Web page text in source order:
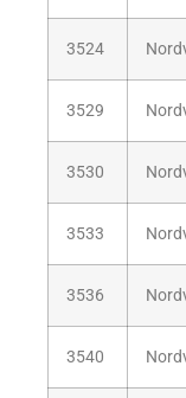
3524
3529
3530
3533
3536
3540